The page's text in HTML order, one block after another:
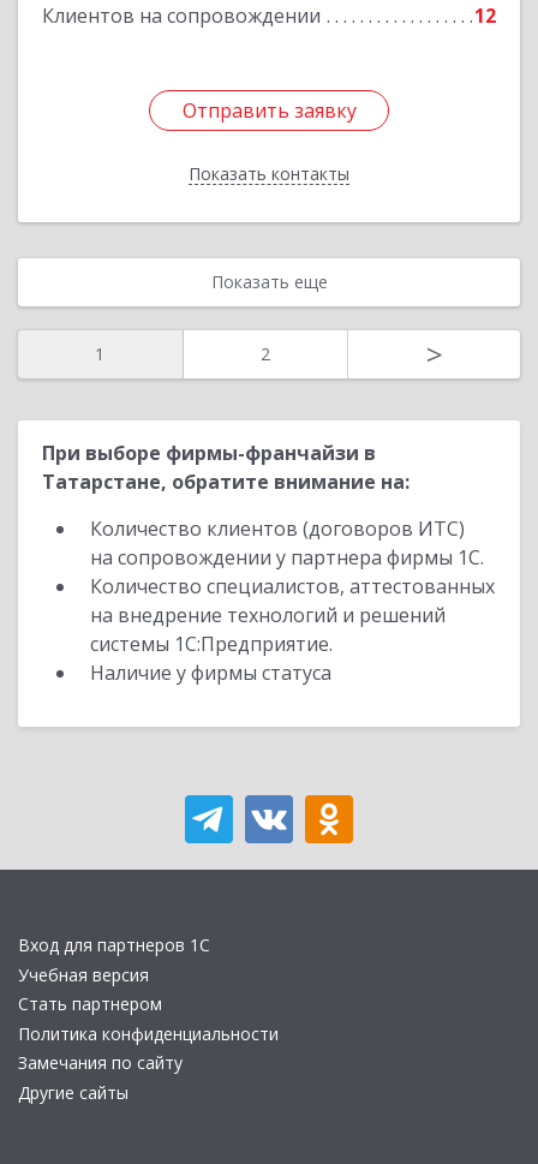
Клиентов на сопровождении 12
Отправить заявку
Показать контакты
Подробнее
Отправить заявку
Назад
Показать еще
1 2 >
При выборе фирмы-франчайзи в
Татарстане, обратите внимание на:
Количество клиентов (договоров ИТС)
на сопровождении у партнера фирмы 1С.
Количество специалистов, аттестованных
на внедрение технологий и решений
системы 1С:Предприятие.
Наличие у фирмы статуса
Вход для партнеров 1С
Учебная версия
Стать партнером
Политика конфиденциальности
Замечания по сайту
Другие сайты